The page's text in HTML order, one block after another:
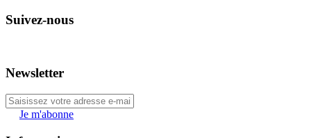
Suivez-nous
Newsletter
Je m'abonne